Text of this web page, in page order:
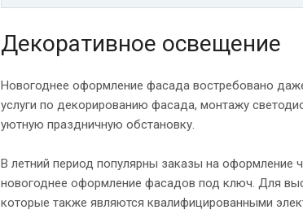
Декоративное освещение
Новогоднее оформление фасада востребовано
услуги по декорированию фасада, монтажу
уютную праздничную обстановку.
В летний период популярны заказы на оформление
новогоднее оформление фасадов под ключ. Для
которые также являются квалифицированными